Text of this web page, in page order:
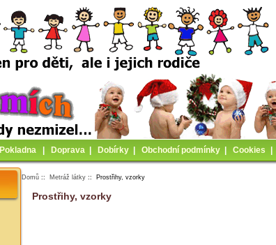
Pokladna Doprava Dobírky Obchodní podmínky Cookies
Domů :: Metráž látky :: Prostřihy, vzorky
Prostřihy, vzorky